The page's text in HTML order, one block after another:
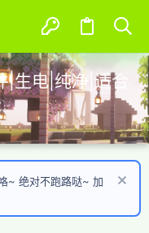
生电|纯净|适合
~ 绝对不跑路哒~ 加